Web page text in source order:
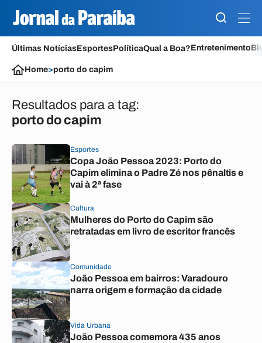
Últimas NotíciasEsportesPolíticaQual a Boa?Entretenimento
Home>porto do capim
Resultados para a tag:
porto do capim
Esportes
Copa João Pessoa 2023: Porto do
Capim elimina o Padre Zé nos pênaltis e
vai à 2ª fase
Cultura
Mulheres do Porto do Capim são
retratadas em livro de escritor francês
Comunidade
João Pessoa em bairros: Varadouro
narra origem e formação da cidade
Vida Urbana
João Pessoa comemora 435 anos